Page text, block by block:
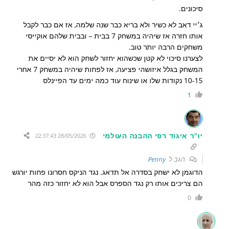
סיכונים.
ג׳יי דאב לא כשיר ולא בריא כבר שנה שלמה, אז אם כבר לקבל
אותו חזרה אז שיהיה במשחק 7 בבית – ובבית שלהם אוקייסי
משחקים הרבה יותר טוב.
לצערנו סיכוי לא קטן שכשהוא יחזור לשחק הוא לא יסיים את
המשחק בגלל איזושהי פציעה, אז לפחות שיהיה במשחק 7 אחרי
10-15 נקודות שלו או שינוח עוד כמה ימים עד הפיינלס
1
יו"ר איגוד רפי ההבנה העולמי 28/05/2026 22:37:43
הגב לPenny
הדוגמן לא ישחק בסדרה אל תדאג. נגד הניקס חסרונו פחות יורגש
הם צריכים אותו רק נגד הספרס אבל הוא לא יחזור כזה מהר
0